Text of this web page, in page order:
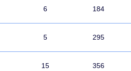
6 184
5 295
15 356